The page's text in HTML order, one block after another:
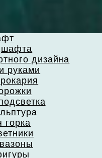
дизайна
руками
горка